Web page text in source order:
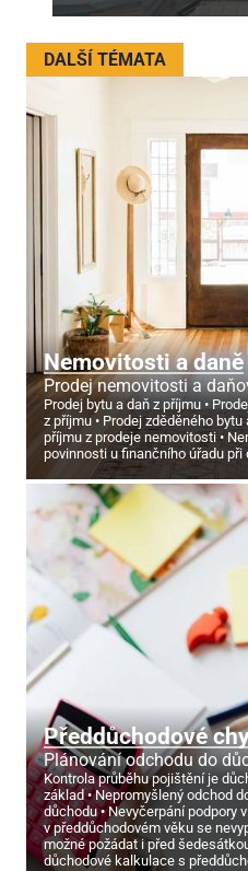
DALŠÍ TÉMATA
Nemovitosti a daně
Prodej nemovitosti a
Prodej bytu a daň z příjmu
z příjmu
Prodej zděděného bytu
příjmu z prodeje nemovitosti
povinnosti u finančního úřadu při
Předdůchodové
Plánování odchodu do
Kontrola průběhu pojištění je
základ
Nepromyšlený odchod
důchodu
Nevyčerpání podpory
v předdůchodovém věku se
možné požádat i před
důchodové kalkulace s